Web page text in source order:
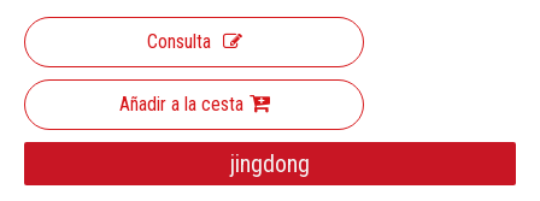
Consulta
Añadir a la cesta
jingdong